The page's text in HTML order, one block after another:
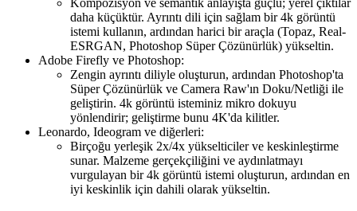
daha küçüktür. Ayrıntı dili için sağlam bir 4k görüntü
istemi kullanın, ardından harici bir araçla (Topaz, Real-
ESRGAN, Photoshop Süper Çözünürlük) yükseltin.
Adobe Firefly ve Photoshop:
Zengin ayrıntı diliyle oluşturun, ardından Photoshop'ta
Süper Çözünürlük ve Camera Raw'ın Doku/Netliği ile
geliştirin. 4k görüntü isteminiz mikro dokuyu
yönlendirir; geliştirme bunu 4K'da kilitler.
Leonardo, Ideogram ve diğerleri:
Birçoğu yerleşik 2x/4x yükselticiler ve keskinleştirme
sunar. Malzeme gerçekçiliğini ve aydınlatmayı
vurgulayan bir 4k görüntü istemi oluşturun, ardından en
iyi keskinlik için dahili olarak yükseltin.